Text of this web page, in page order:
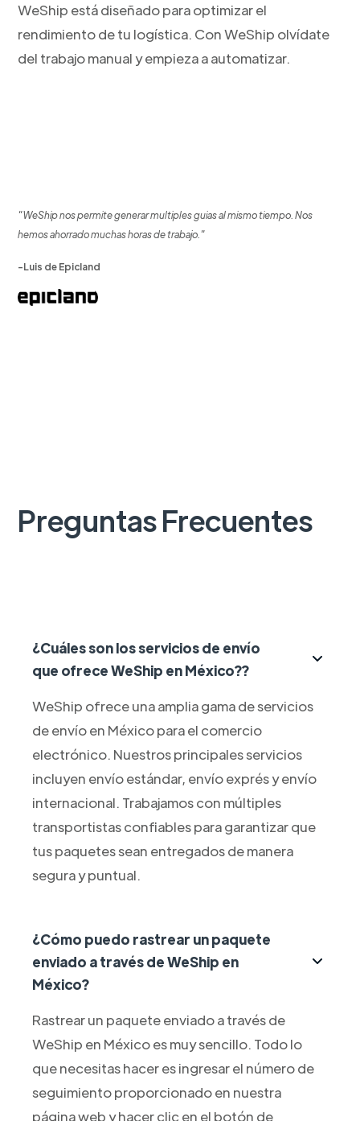
WeShip está diseñado para optimizar el
rendimiento de tu logística. Con WeShip olvídate
del trabajo manual y empieza a automatizar.
"WeShip nos permite generar multiples guias al mismo tiempo. Nos
hemos ahorrado muchas horas de trabajo."
-Luis de Epicland
Preguntas Frecuentes
¿Cuáles son los servicios de envío
que ofrece WeShip en México??
WeShip ofrece una amplia gama de servicios
de envío en México para el comercio
electrónico. Nuestros principales servicios
incluyen envío estándar, envío exprés y envío
internacional. Trabajamos con múltiples
transportistas confiables para garantizar que
tus paquetes sean entregados de manera
segura y puntual.
¿Cómo puedo rastrear un paquete
enviado a través de WeShip en
México?
Rastrear un paquete enviado a través de
WeShip en México es muy sencillo. Todo lo
que necesitas hacer es ingresar el número de
seguimiento proporcionado en nuestra
página web y hacer clic en el botón de